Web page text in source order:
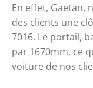
En effet, Gaetan,
des clients une
7016. Le portail,
par 1670mm, ce
voiture de nos